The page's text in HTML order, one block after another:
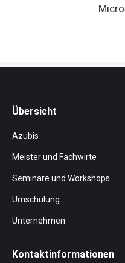
Übersicht
Azubis
Meister und Fachwirte
Seminare und Workshops
Umschulung
Unternehmen
Kontaktinformationen